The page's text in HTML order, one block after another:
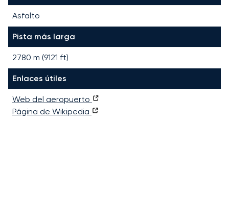
Asfalto
Pista más larga
2780 m (9121 ft)
Enlaces útiles
Web del aeropuerto
Página de Wikipedia